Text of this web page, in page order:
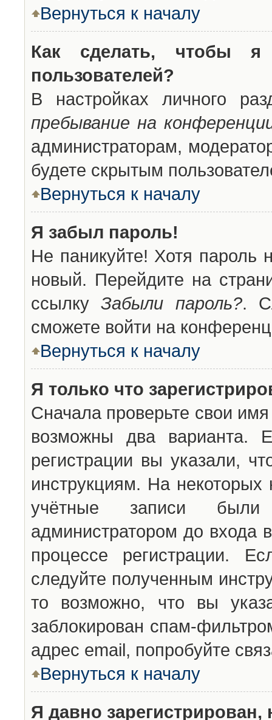
Вернуться к началу
Как сделать, чтобы
пользователей?
В настройках личного
пребывание на
администраторам,
будете скрытым
Вернуться к началу
Я забыл пароль!
Не паникуйте! Хотя пароль
новый. Перейдите на
ссылкуЗабыли пароль?.
сможете войти на
Вернуться к началу
Я только что
Сначала проверьте свои
возможны два варианта.
регистрации вы указали,
инструкциям. На
учётные записи были
администратором до входа
процессе регистрации.
следуйте полученным
то возможно, что вы
заблокирован спам-
адрес email, попробуйте
Вернуться к началу
Я давно